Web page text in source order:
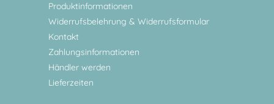
Produktinformationen
Widerrufsbelehrung & Widerrufsformular
Kontakt
Zahlungsinformationen
Händler werden
Lieferzeiten